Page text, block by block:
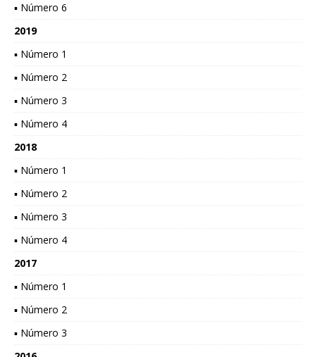
▪ Número 6
2019
▪ Número 1
▪ Número 2
▪ Número 3
▪ Número 4
2018
▪ Número 1
▪ Número 2
▪ Número 3
▪ Número 4
2017
▪ Número 1
▪ Número 2
▪ Número 3